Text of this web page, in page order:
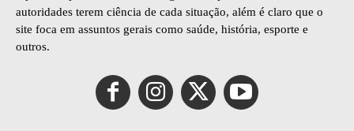
autoridades terem ciência de cada situação, além é claro que o
site foca em assuntos gerais como saúde, história, esporte e
outros.